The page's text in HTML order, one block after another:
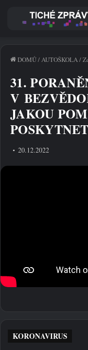
DOMŮ/ AUTOŠKOLA /
31.
V
JAKOU
20.12.2022
KORONAVIRUS